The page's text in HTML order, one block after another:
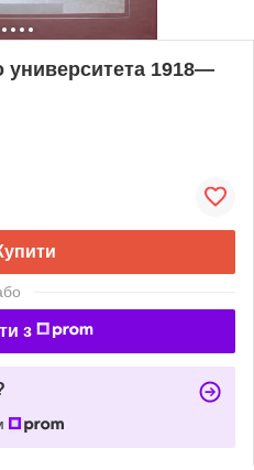
университета 1918—
з